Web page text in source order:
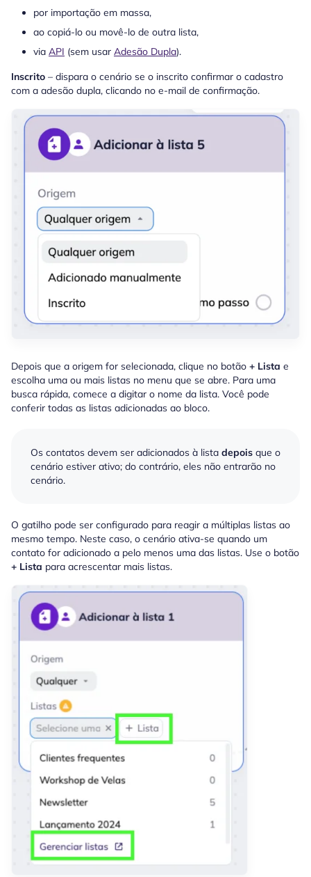
por importação em massa,
ao copiá-lo ou movê-lo de outra lista,
via API (sem usar Adesão Dupla).
Inscrito – dispara o cenário se o inscrito confirmar o cadastro
com a adesão dupla, clicando no e-mail de confirmação.
Depois que a origem for selecionada, clique no botão + Lista e
escolha uma ou mais listas no menu que se abre. Para uma
busca rápida, comece a digitar o nome da lista. Você pode
conferir todas as listas adicionadas ao bloco.
Os contatos devem ser adicionados à lista depois que o
cenário estiver ativo; do contrário, eles não entrarão no
cenário.
O gatilho pode ser configurado para reagir a múltiplas listas ao
mesmo tempo. Neste caso, o cenário ativa-se quando um
contato for adicionado a pelo menos uma das listas. Use o botão
+ Lista para acrescentar mais listas.